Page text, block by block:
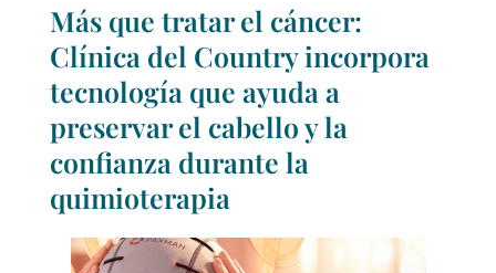
Más que tratar el cáncer:
Clínica del Country incorpora
tecnología que ayuda a
preservar el cabello y la
confianza durante la
quimioterapia